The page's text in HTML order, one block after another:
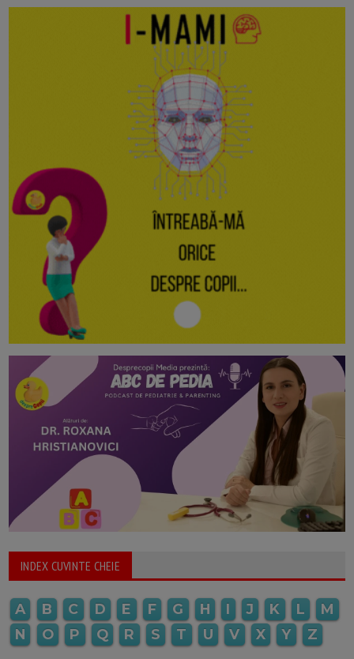
INDEX CUVINTE CHEIE
A B C D E F G H I J K L
M
N
O P Q R S T U V X Y Z